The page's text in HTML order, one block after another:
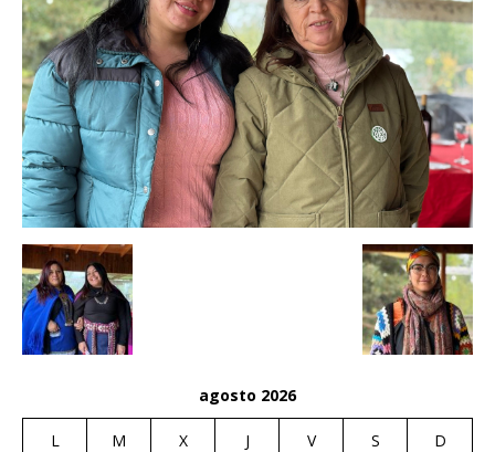
agosto 2026
L M X J V S
D